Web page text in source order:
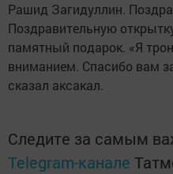
Рашид Загидуллин.
Поздравительную
памятный подарок. «Я
вниманием. Спасибо вам
сказал аксакал.
Следите за самым
Telegram-канале